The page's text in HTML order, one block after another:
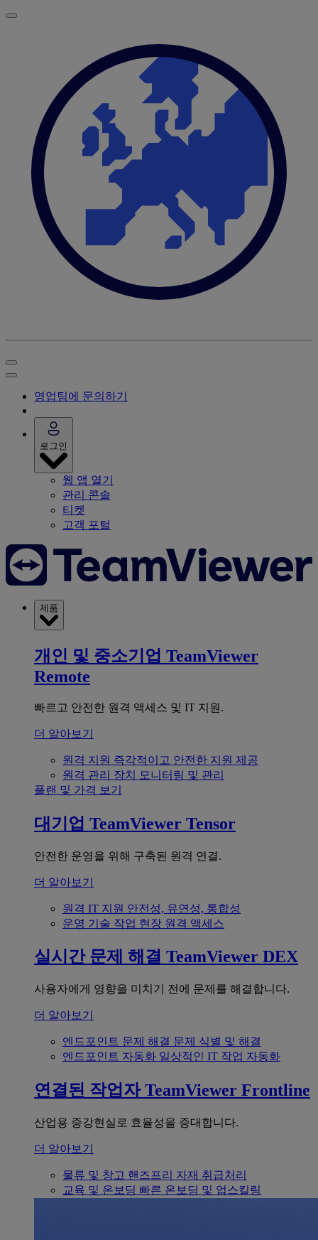
영업팀에 문의하기
로그인
웹 앱 열기
관리 콘솔
티켓
고객 포털
제품
개인 및 중소기업 TeamViewer
Remote
빠르고 안전한 원격 액세스 및 IT 지원.
더 알아보기
원격 지원 즉각적이고 안전한 지원 제공
원격 관리 장치 모니터링 및 관리
플랜 및 가격 보기
대기업 TeamViewer Tensor
안전한 운영을 위해 구축된 원격 연결.
더 알아보기
원격 IT 지원 안전성, 유연성, 통합성
운영 기술 작업 현장 원격 액세스
실시간 문제 해결 TeamViewer DEX
사용자에게 영향을 미치기 전에 문제를 해결합니다.
더 알아보기
엔드포인트 문제 해결 문제 식별 및 해결
엔드포인트 자동화 일상적인 IT 작업 자동화
연결된 작업자 TeamViewer Frontline
산업용 증강현실로 효율성을 증대합니다.
더 알아보기
물류 및 창고 핸즈프리 자재 취급처리
교육 및 온보딩 빠른 온보딩 및 업스킬링